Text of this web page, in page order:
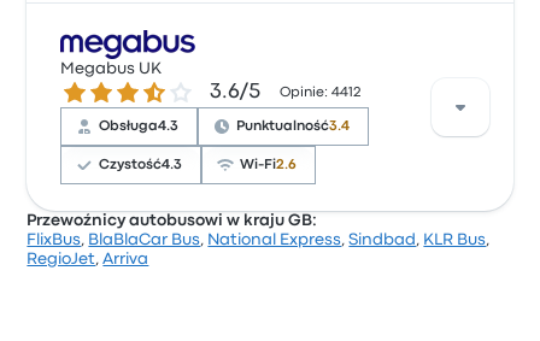
Według 73 recenzji przewoźnik National Express
otrzymał na tej trasie ocenę gwiazdkową 4.2.
Podróżni byli szczególnie zadowoleni z: obsługa i
temperaturę, ale niektórzy narzekali na: Wi-Fi. Ceny
biletów National Express na tę podróż zaczynają się
od 130 zł
Megabus UK
3.6 gwiazdek w skali do 5
3.6/5 Opinie: 4412
Obsługa4.3 Punktualność3.4
Czystość4.3 Wi-Fi2.6
Według 73 recenzji przewoźnik Megabus UK otrzymał
Przewoźnicy autobusowi w kraju GB:
FlixBus, BlaBlaCar Bus, National Express,Sindbad , KLR Bus,
RegioJet,Arriva